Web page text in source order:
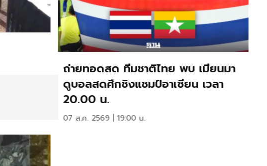
ถ่ายทอดสด ทีมชาติไทย พบ เมียนมา
ดูบอลสดศึกชิงแชมป์อาเซียน เวลา
20.00 น.
07 ส.ค. 2569 | 19:00 น.